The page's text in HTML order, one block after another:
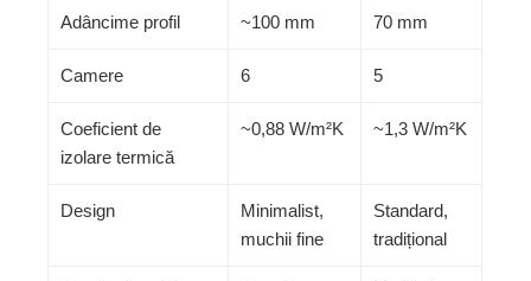
Adâncime profil ~100 mm 70 mm
Camere 6 5
Coeficient de
izolare termică
~0,88 W/m²K ~1,3 W/m²K
Design
Minimalist,
muchii fine
Standard,
tradițional